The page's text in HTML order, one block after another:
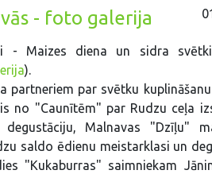
- foto galerija
- Maizes diena un sidra
).
partneriem par svētku
no "Caunītēm" par Rudzu ceļa
degustāciju, Malnavas "Dzīļu"
saldo ēdienu meistarklasi un
"Kukaburras" saimniekam